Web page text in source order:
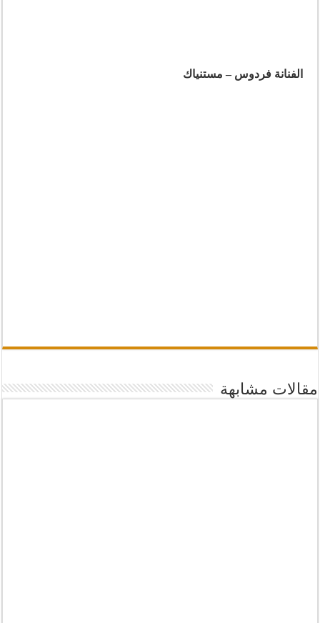
الفنانة فردوس – مستنياك
مقالات مشابهة